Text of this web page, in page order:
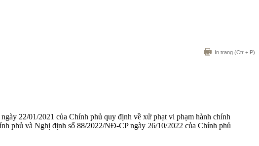
In trang (Ctr + P)
22/01/2021 của Chính phủ quy định về xử phạt vi phạm hành chính
phủ và Nghị định số 88/2022/NĐ-CP ngày 26/10/2022 của Chính phủ